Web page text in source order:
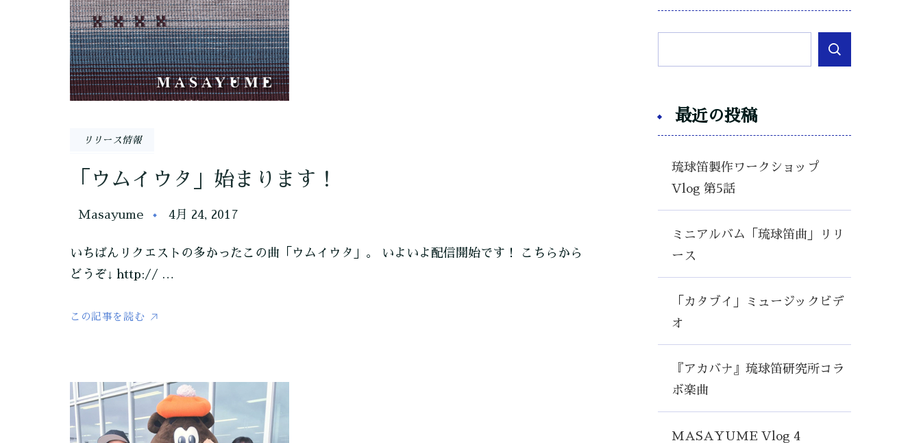
リリース情報
「ウムイウタ」始まります！
Masayume 4月 24, 2017
いちばんリクエストの多かったこの曲「ウムイウタ」。 いよいよ配信開始です！ こちらから
どうぞ↓ http:// …
この記事を読む
最近の投稿
琉球笛製作ワークショップ
Vlog 第5話
ミニアルバム「琉球笛曲」リリ
ース
「カタブイ」ミュージックビデ
オ
『アカバナ』琉球笛研究所コラ
ボ楽曲
MASAYUME Vlog 4